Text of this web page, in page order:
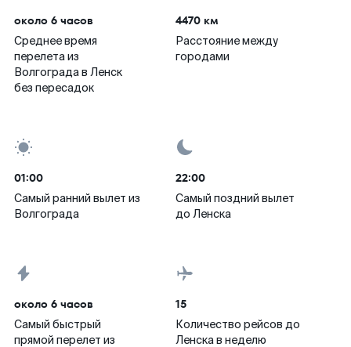
около 6 часов
Среднее время
перелета из
Волгограда в Ленск
без пересадок
4470 км
Расстояние между
городами
01:00
Самый ранний вылет из
Волгограда
22:00
Самый поздний вылет
до Ленска
около 6 часов
Самый быстрый
прямой перелет из
15
Количество рейсов до
Ленска в неделю